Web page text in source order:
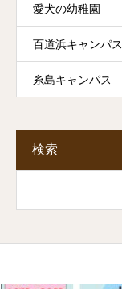
愛犬の幼稚園
百道浜キャンパス
糸島キャンパス
検索